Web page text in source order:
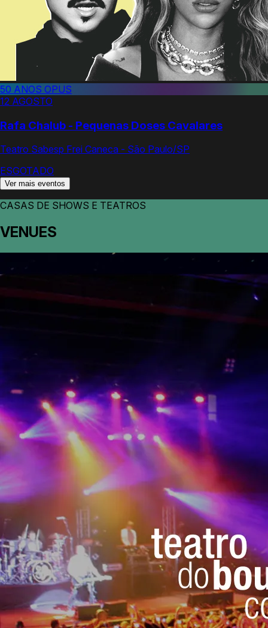
50 ANOS OPUS
12 AGOSTO
Rafa Chalub - Pequenas Doses Cavalares
Teatro Sabesp Frei Caneca - São Paulo/SP
ESGOTADO
Ver mais eventos
CASAS DE SHOWS E TEATROS
VENUES